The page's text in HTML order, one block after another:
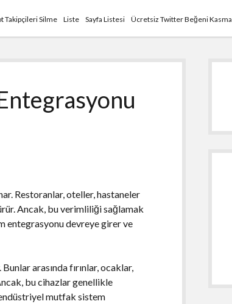
Takipçileri Silme Liste Sayfa Listesi Ücretsiz Twitter Beğeni Kasma
Restoranlar, oteller, hastaneler
Ancak, bu verimliliği sağlamak
entegrasyonu devreye girer ve
arasında fırınlar, ocaklar,
bu cihazlar genellikle
mutfak sistem